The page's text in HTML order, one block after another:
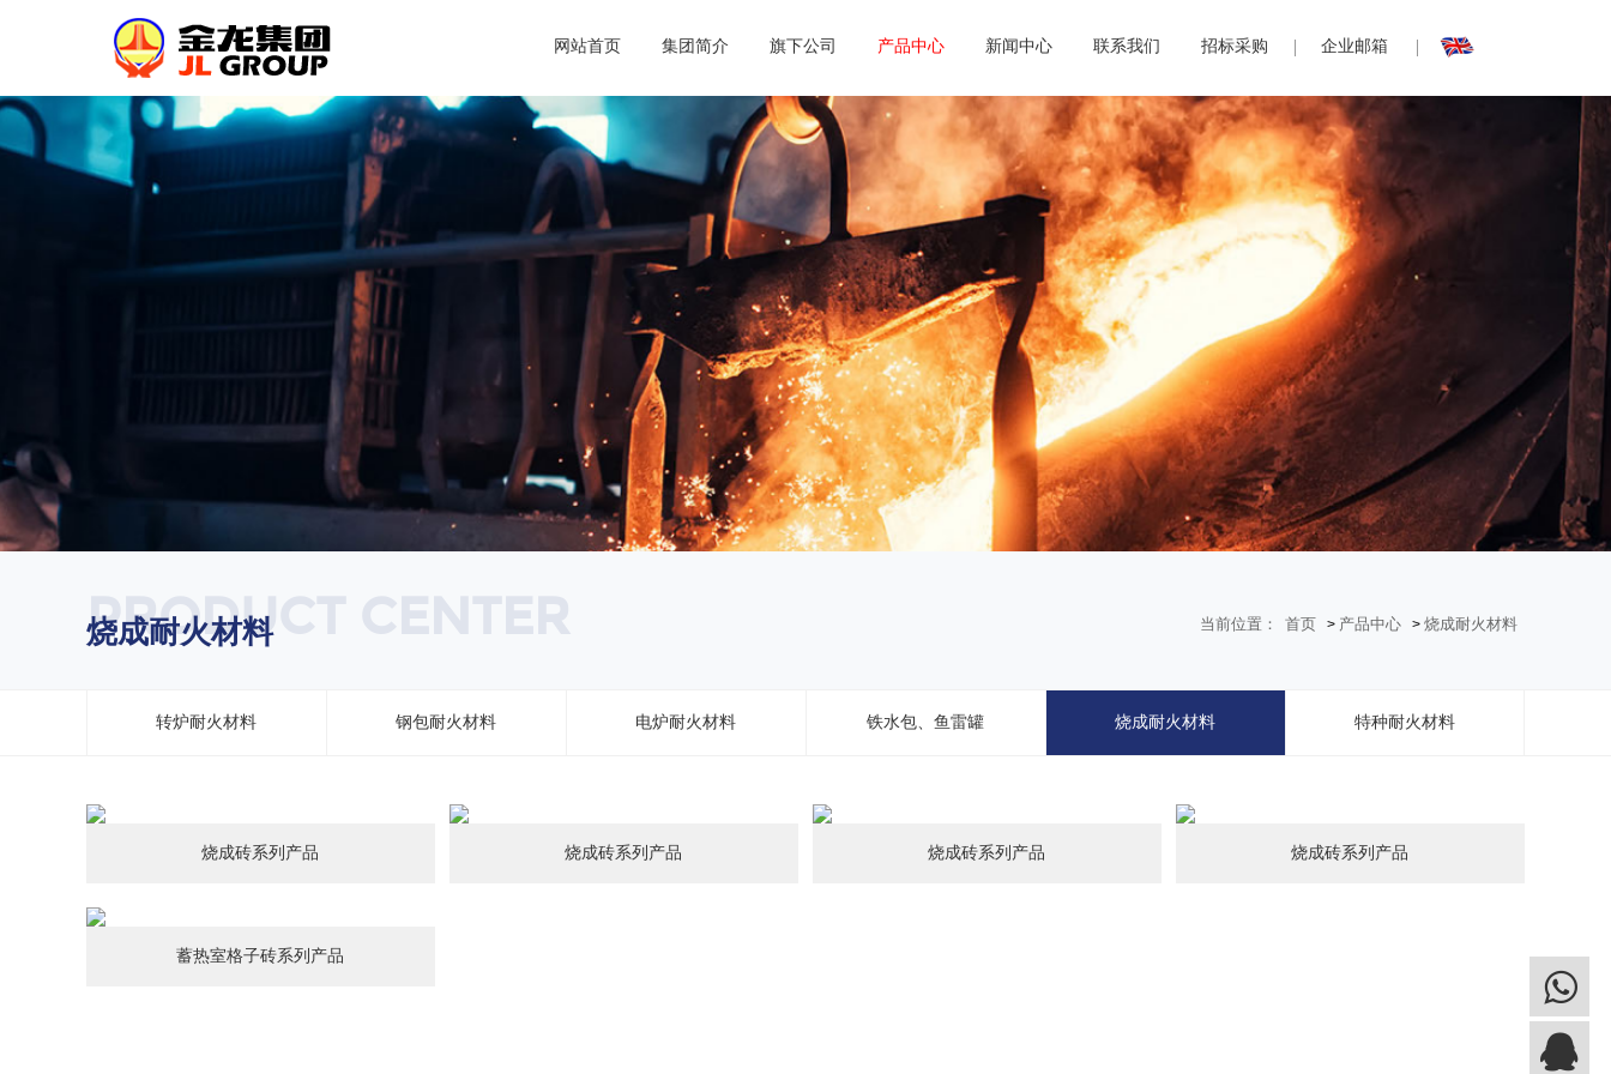
网站首页 集团简介 旗下公司 产品中心 新闻中心 联系我们 招标采购 企业邮箱
PRODUCT CENTER
烧成耐火材料 当前位置： 首页 > 产品中心 > 烧成耐火材料
转炉耐火材料 钢包耐火材料 电炉耐火材料 铁水包、鱼雷罐 烧成耐火材料 特种耐火材料
烧成砖系列产品 烧成砖系列产品 烧成砖系列产品 烧成砖系列产品
蓄热室格子砖系列产品